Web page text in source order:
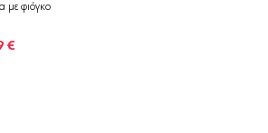
με φιόγκο
€